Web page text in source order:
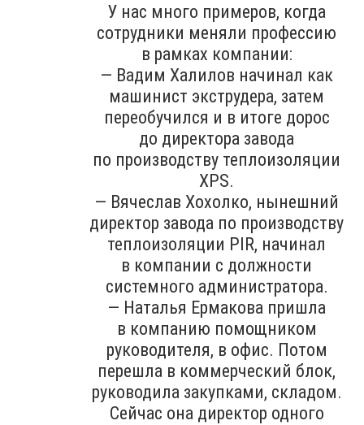
У нас много примеров, когда
сотрудники меняли профессию
в рамках компании:
— Вадим Халилов начинал как
машинист экструдера, затем
переобучился и в итоге дорос
до директора завода
по производству теплоизоляции
XPS.
— Вячеслав Хохолко, нынешний
директор завода по производству
теплоизоляции PIR, начинал
в компании с должности
системного администратора.
— Наталья Ермакова пришла
в компанию помощником
руководителя, в офис. Потом
перешла в коммерческий блок,
руководила закупками, складом.
Сейчас она директор одного